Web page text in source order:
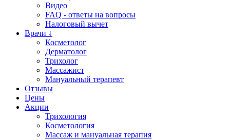
Видео
FAQ - ответы на вопросы
Налоговый вычет
Врачи ↓
Косметолог
Дерматолог
Трихолог
Массажист
Мануальный терапевт
Отзывы
Цены
Акции
Трихология
Косметология
Массаж и мануальная терапия